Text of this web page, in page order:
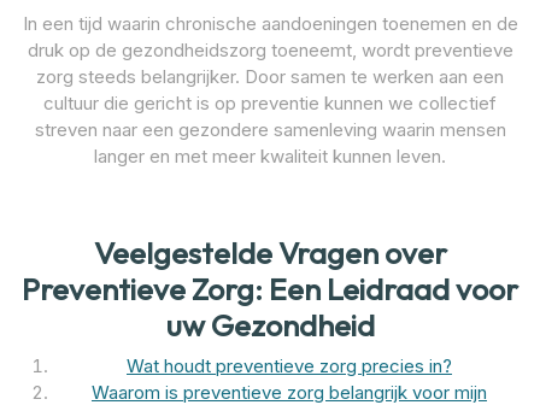
In een tijd waarin chronische aandoeningen toenemen en de
druk op de gezondheidszorg toeneemt, wordt preventieve
zorg steeds belangrijker. Door samen te werken aan een
cultuur die gericht is op preventie kunnen we collectief
streven naar een gezondere samenleving waarin mensen
langer en met meer kwaliteit kunnen leven.
Veelgestelde Vragen over
Preventieve Zorg: Een Leidraad voor
uw Gezondheid
Wat houdt preventieve zorg precies in?
Waarom is preventieve zorg belangrijk voor mijn